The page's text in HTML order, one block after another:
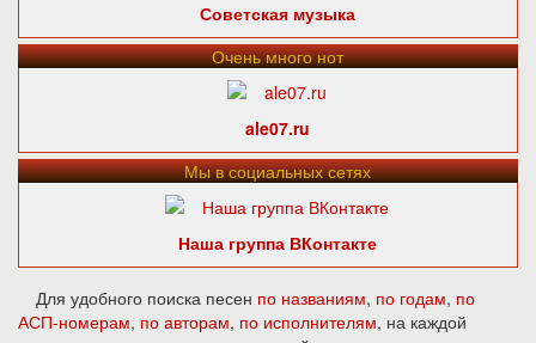
Советская музыка
Очень много нот
ale07.ru
Мы в социальных сетях
Наша группа ВКонтакте
Для удобного поиска песен по названиям, по годам, по
АСП-номерам, по авторам, по исполнителям, на каждой